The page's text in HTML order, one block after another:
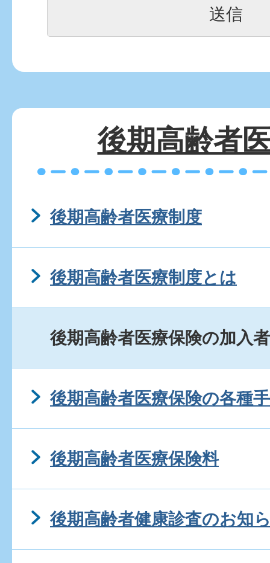
後期高齢者
後期高齢者医療制度
後期高齢者医療制度とは
後期高齢者医療保険の加入
後期高齢者医療保険の各種
後期高齢者医療保険料
後期高齢者健康診査のお知